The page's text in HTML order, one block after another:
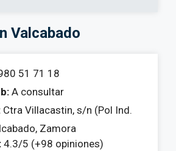
Valcabado
51 71 18
A consultar
Ctra Villacastin, s/n (Pol Ind.
Zamora
4.3/5 (+98 opiniones)